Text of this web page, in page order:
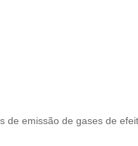
emissão de gases de